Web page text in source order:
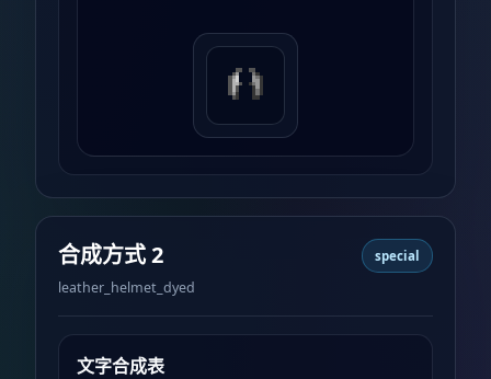
合成方式 2
leather_helmet_dyed
special
文字合成表